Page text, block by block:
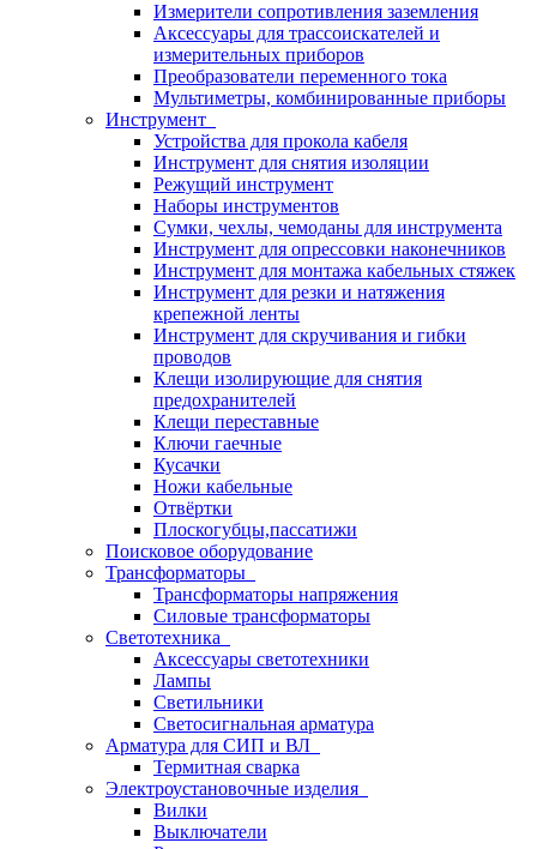
Измерители сопротивления заземления
Аксессуары для трассоискателей и
измерительных приборов
Преобразователи переменного тока
Мультиметры, комбинированные приборы
Инструмент
Устройства для прокола кабеля
Инструмент для снятия изоляции
Режущий инструмент
Наборы инструментов
Сумки, чехлы, чемоданы для инструмента
Инструмент для опрессовки наконечников
Инструмент для монтажа кабельных стяжек
Инструмент для резки и натяжения
крепежной ленты
Инструмент для скручивания и гибки
проводов
Клещи изолирующие для снятия
предохранителей
Клещи переставные
Ключи гаечные
Кусачки
Ножи кабельные
Отвёртки
Плоскогубцы,пассатижи
Поисковое оборудование
Трансформаторы
Трансформаторы напряжения
Силовые трансформаторы
Светотехника
Аксессуары светотехники
Лампы
Светильники
Светосигнальная арматура
Арматура для СИП и ВЛ
Термитная сварка
Электроустановочные изделия
Вилки
Выключатели